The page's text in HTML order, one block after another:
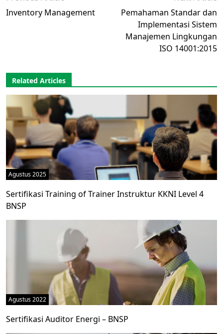
Inventory Management
Pemahaman Standar dan
Implementasi Sistem
Manajemen Lingkungan
ISO 14001:2015
Related Articles
Agustus 2025
Sertifikasi Training of Trainer Instruktur KKNI Level 4
BNSP
Agustus 2022
Sertifikasi Auditor Energi – BNSP